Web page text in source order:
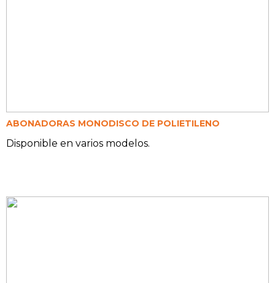
ABONADORAS MONODISCO DE POLIETILENO
Disponible en varios modelos.